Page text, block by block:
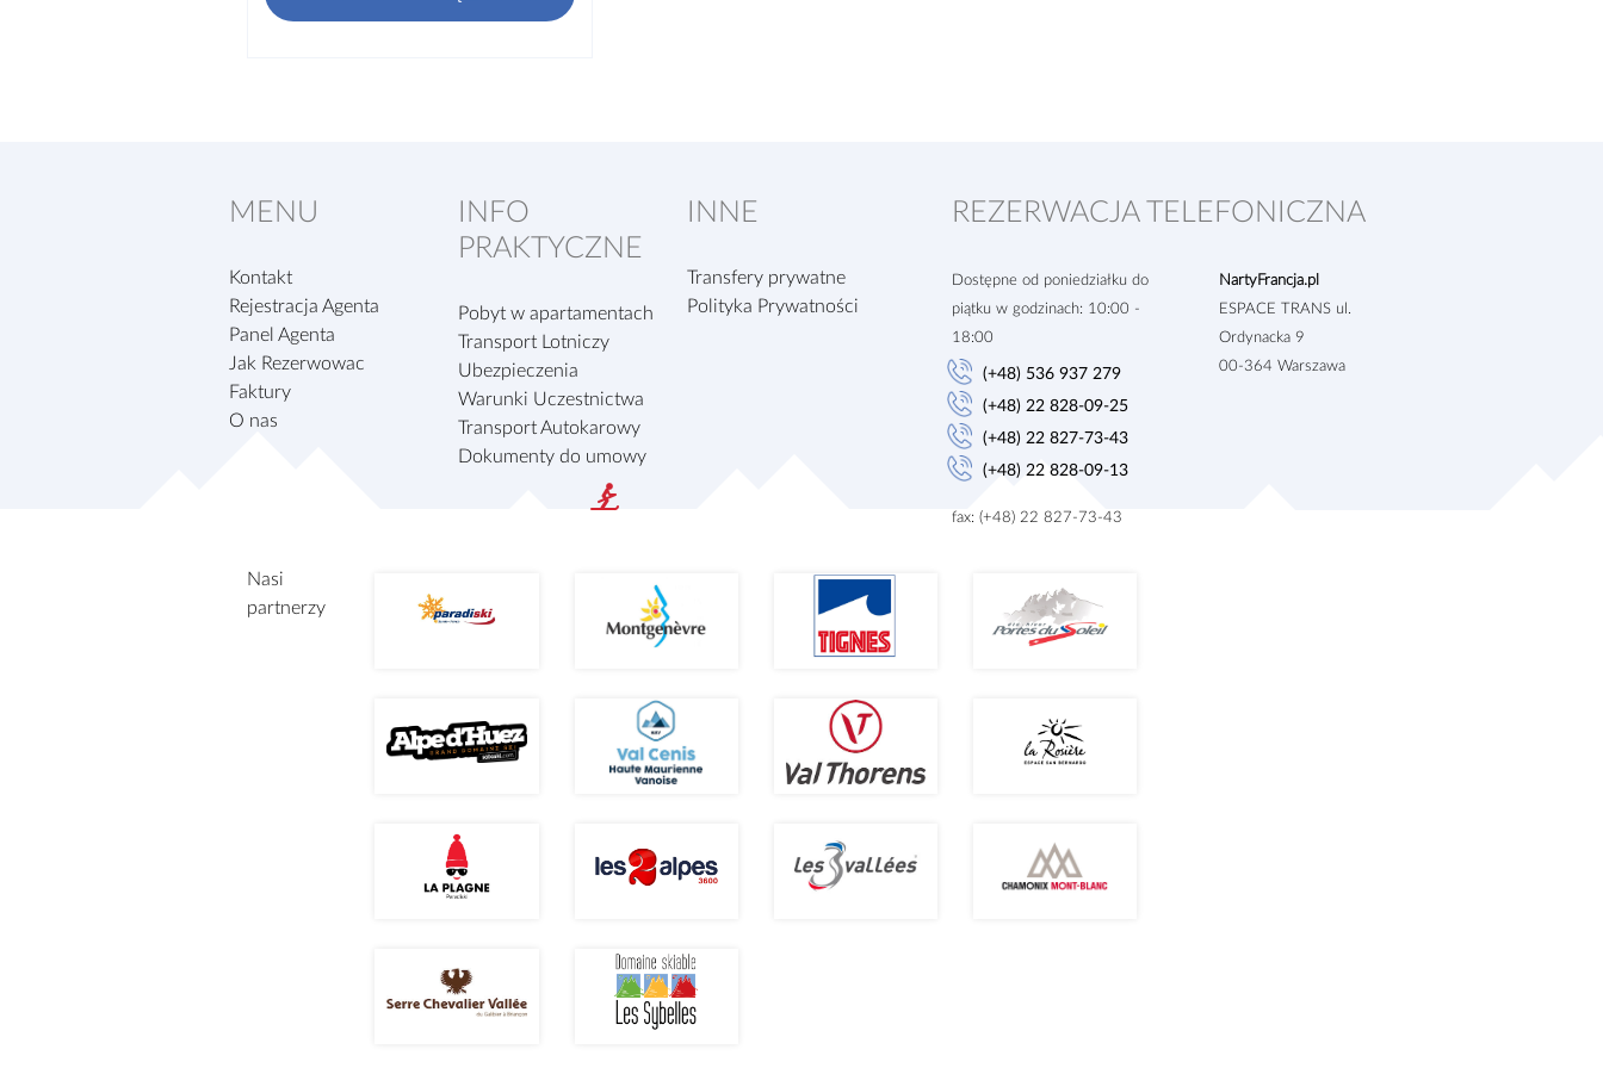
MENU
Kontakt
Rejestracja Agenta
Panel Agenta
Jak Rezerwowac
Faktury
O nas
INFO
PRAKTYCZNE
Pobyt w apartamentach
Transport Lotniczy
Ubezpieczenia
Warunki Uczestnictwa
Transport Autokarowy
Dokumenty do umowy
INNE
Transfery prywatne
Polityka Prywatności
REZERWACJA TELEFONICZNA
Dostępne od poniedziałku do
piątku w godzinach: 10:00 -
18:00
(+48) 536 937 279
(+48) 22 828-09-25
(+48) 22 827-73-43
(+48) 22 828-09-13
fax: (+48) 22 827-73-43
NartyFrancja.pl
ESPACE TRANS ul.
Ordynacka 9
00-364 Warszawa
Nasi
partnerzy